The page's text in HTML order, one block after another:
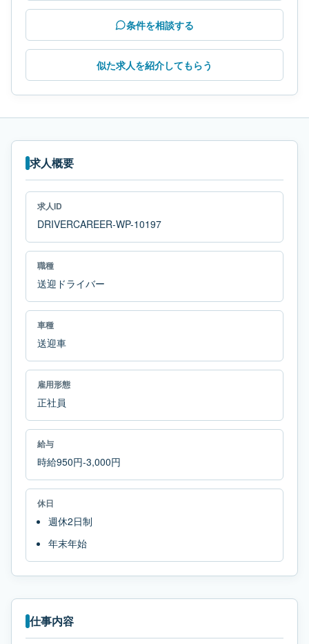
条件を相談する
似た求人を紹介してもらう
求人概要
求人ID
DRIVERCAREER-WP-10197
職種
送迎ドライバー
車種
送迎車
雇用形態
正社員
給与
時給950円-3,000円
休日
週休2日制
年末年始
仕事内容